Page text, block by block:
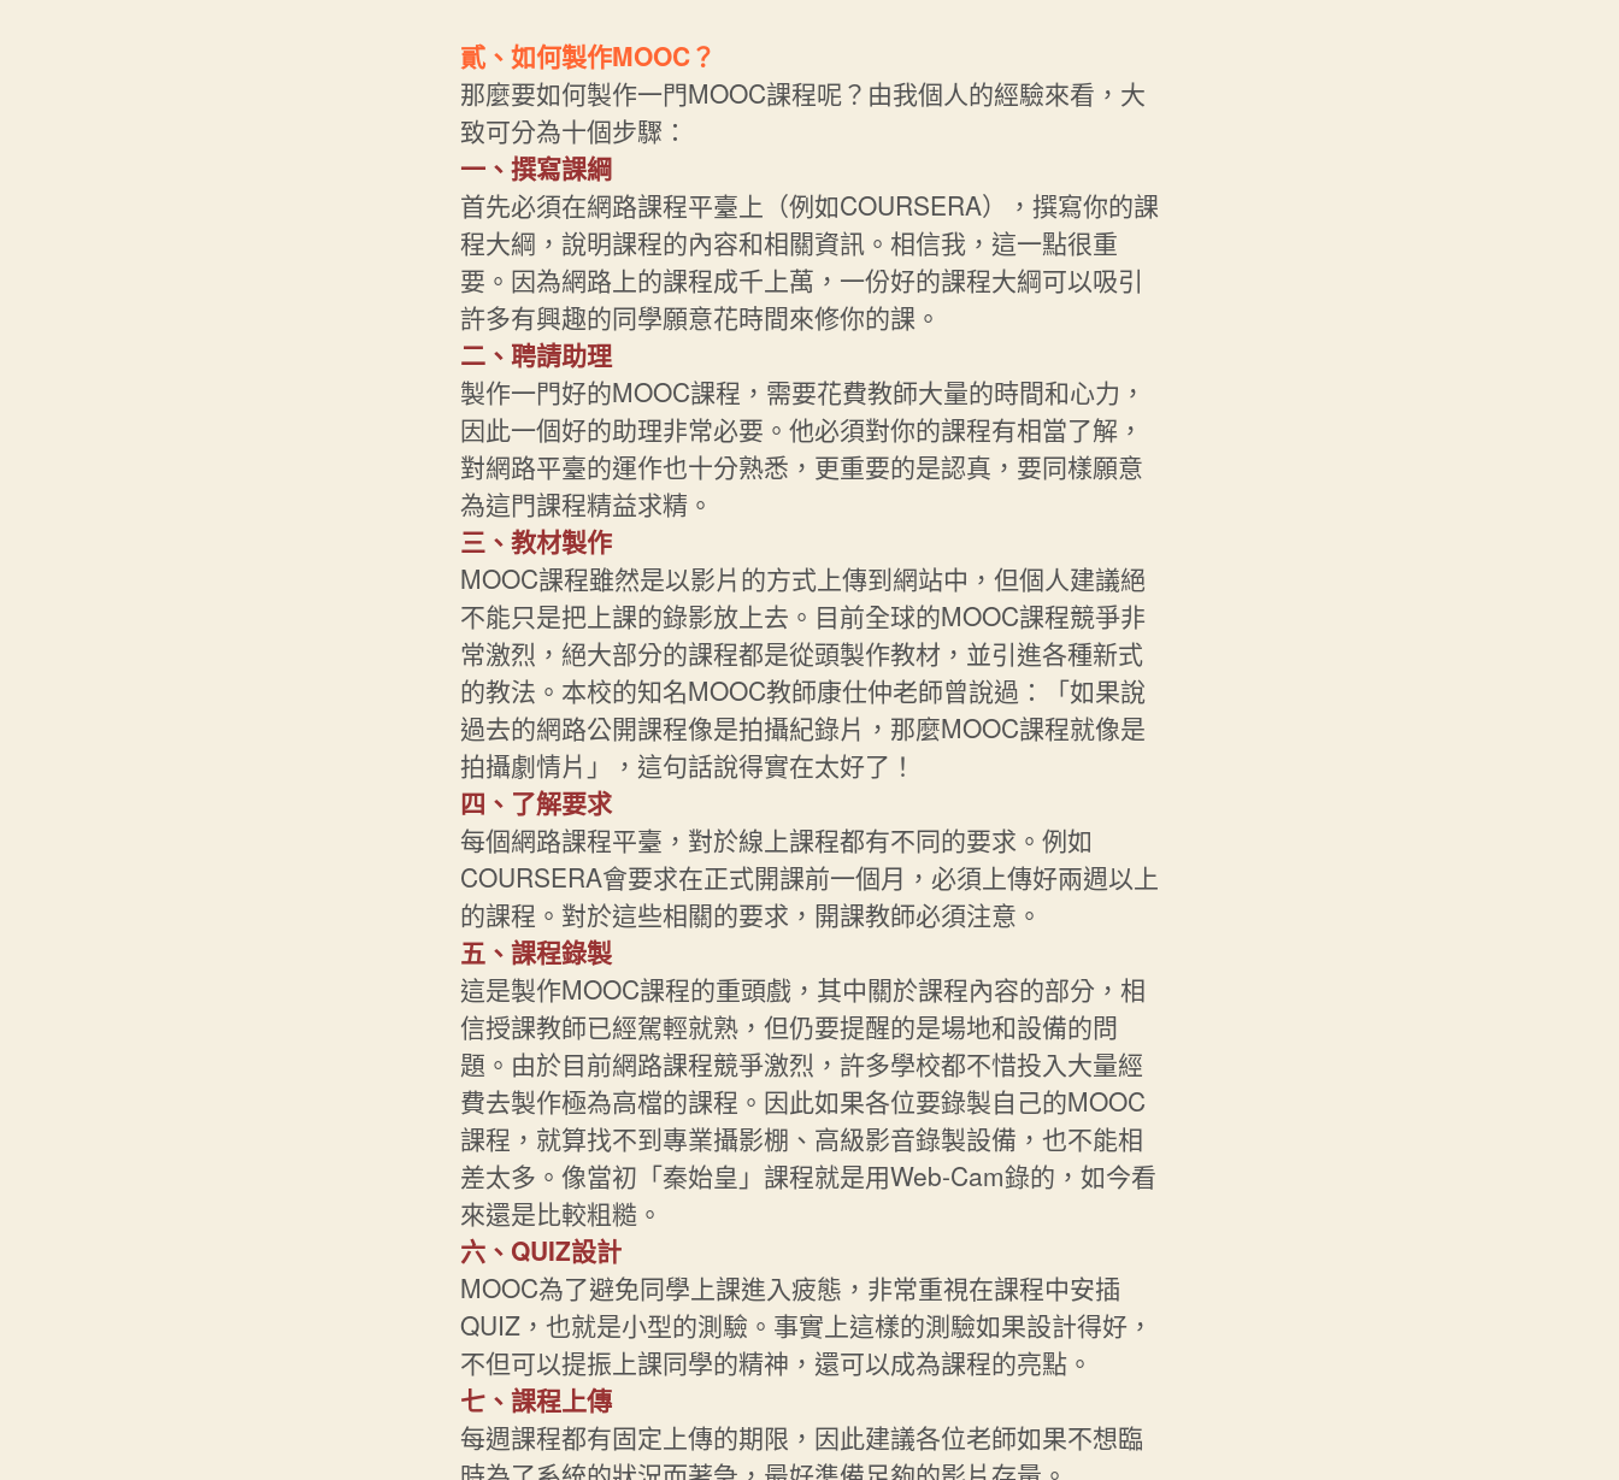
貳、如何製作MOOC？
那麼要如何製作一門MOOC課程呢？由我個人的經驗來看，大
致可分為十個步驟：
一、撰寫課綱
首先必須在網路課程平臺上（例如COURSERA），撰寫你的課
程大綱，說明課程的內容和相關資訊。相信我，這一點很重
要。因為網路上的課程成千上萬，一份好的課程大綱可以吸引
許多有興趣的同學願意花時間來修你的課。
二、聘請助理
製作一門好的MOOC課程，需要花費教師大量的時間和心力，
因此一個好的助理非常必要。他必須對你的課程有相當了解，
對網路平臺的運作也十分熟悉，更重要的是認真，要同樣願意
為這門課程精益求精。
三、教材製作
MOOC課程雖然是以影片的方式上傳到網站中，但個人建議絕
不能只是把上課的錄影放上去。目前全球的MOOC課程競爭非
常激烈，絕大部分的課程都是從頭製作教材，並引進各種新式
的教法。本校的知名MOOC教師康仕仲老師曾說過：「如果說
過去的網路公開課程像是拍攝紀錄片，那麼MOOC課程就像是
拍攝劇情片」，這句話說得實在太好了！
四、了解要求
每個網路課程平臺，對於線上課程都有不同的要求。例如
COURSERA會要求在正式開課前一個月，必須上傳好兩週以上
的課程。對於這些相關的要求，開課教師必須注意。
五、課程錄製
這是製作MOOC課程的重頭戲，其中關於課程內容的部分，相
信授課教師已經駕輕就熟，但仍要提醒的是場地和設備的問
題。由於目前網路課程競爭激烈，許多學校都不惜投入大量經
費去製作極為高檔的課程。因此如果各位要錄製自己的MOOC
課程，就算找不到專業攝影棚、高級影音錄製設備，也不能相
差太多。像當初「秦始皇」課程就是用Web-Cam錄的，如今看
來還是比較粗糙。
六、QUIZ設計
MOOC為了避免同學上課進入疲態，非常重視在課程中安插
QUIZ，也就是小型的測驗。事實上這樣的測驗如果設計得好，
不但可以提振上課同學的精神，還可以成為課程的亮點。
七、課程上傳
每週課程都有固定上傳的期限，因此建議各位老師如果不想臨